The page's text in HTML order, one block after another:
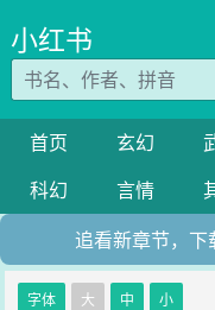
小红书
首页 玄幻
科幻
言情
追看新章节，
字体 大 中 小